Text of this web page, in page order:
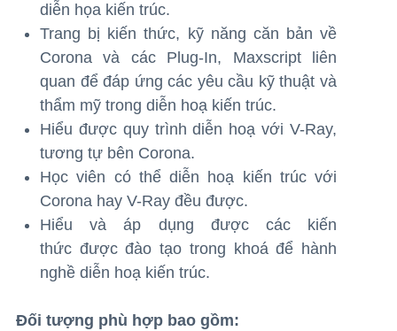
diễn họa kiến trúc.
Trang bị kiến thức, kỹ năng căn bản về
Corona và các Plug-In, Maxscript liên
quan để đáp ứng các yêu cầu kỹ thuật và
thẩm mỹ trong diễn hoạ kiến trúc.
Hiểu được quy trình diễn hoạ với V-Ray,
tương tự bên Corona.
Học viên có thể diễn hoạ kiến trúc với
Corona hay V-Ray đều được.
Hiểu và áp dụng được các kiến
thức được đào tạo trong khoá để hành
nghề diễn hoạ kiến trúc.
Đối tượng phù hợp bao gồm: